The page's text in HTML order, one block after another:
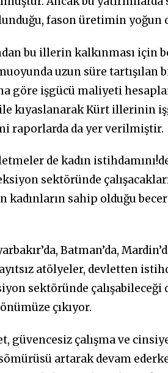
fason üretimin
bu illerin kalkınması için
uzun süre tartışılan
göre işgücü maliyeti
kıyaslanarak Kürt illerinin
raporlarda da yer verilmiştir.
de kadın
sektöründe
kadınların sahip olduğu
Batman’da,
atölyeler, devletten
sektöründe çalışabileceği
çıkıyor.
güvencesiz çalışma ve
artarak devam